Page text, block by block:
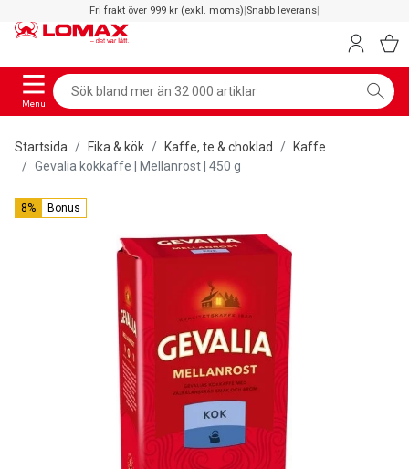
Fri frakt över 999 kr (exkl. moms)|Snabb leverans|
Menu
Startsida Fika & kök Kaffe, te & choklad
Kaffe
Gevalia kokkaffe | Mellanrost | 450 g
8% Bonus